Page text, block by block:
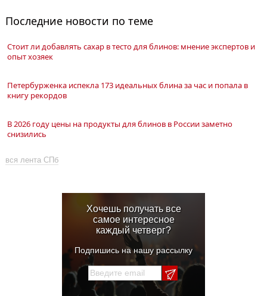
Последние новости по теме
Стоит ли добавлять сахар в тесто для блинов: мнение экспертов и
опыт хозяек
Петербурженка испекла 173 идеальных блина за час и попала в
книгу рекордов
В 2026 году цены на продукты для блинов в России заметно
снизились
вся лента СПб
Хочешь получать все
самое интересное
каждый четверг?
Подпишись на нашу рассылку